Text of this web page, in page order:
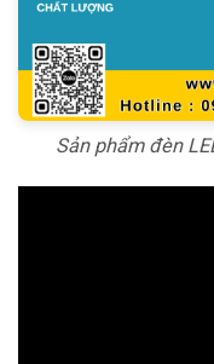
Sản phẩm đèn